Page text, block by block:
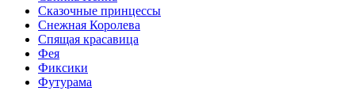
Сказочные принцессы
Снежная Королева
Спящая красавица
Фея
Фиксики
Футурама